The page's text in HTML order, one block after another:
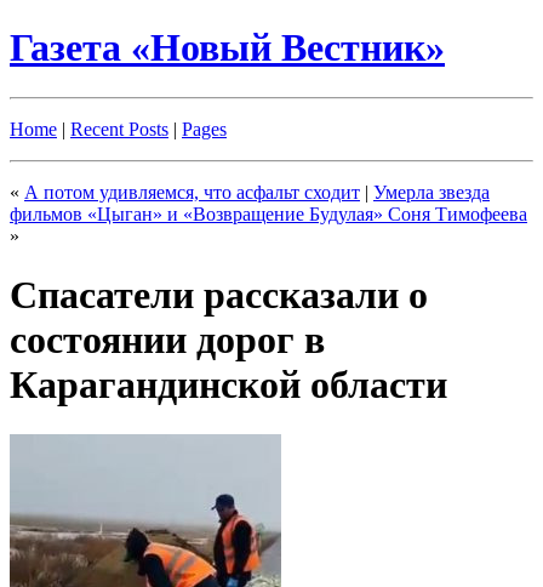
Газета «Новый Вестник»
Home | Recent Posts | Pages
« А потом удивляемся, что асфальт сходит | Умерла звезда
фильмов «Цыган» и «Возвращение Будулая» Соня Тимофеева
»
Спасатели рассказали о
состоянии дорог в
Карагандинской области